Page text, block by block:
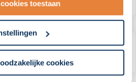
en onze
te wijzigen, klikt u op
toestaan
cookies
uitkering?